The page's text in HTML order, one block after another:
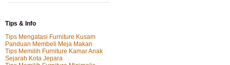
Tips & Info
Tips Mengatasi Furniture Kusam
Panduan Membeli Meja Makan
Tips Memilih Furniture Kamar Anak
Sejarah Kota Jepara